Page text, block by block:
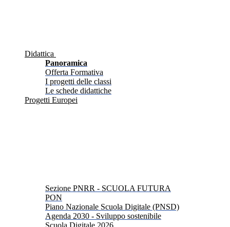
Didattica
Panoramica
Offerta Formativa
I progetti delle classi
Le schede didattiche
Progetti Europei
Sezione PNRR - SCUOLA FUTURA
PON
Piano Nazionale Scuola Digitale (PNSD)
Agenda 2030 - Sviluppo sostenibile